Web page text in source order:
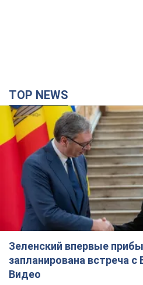
TOP NEWS
Зеленский впервые
запланирована встреча с
Видео